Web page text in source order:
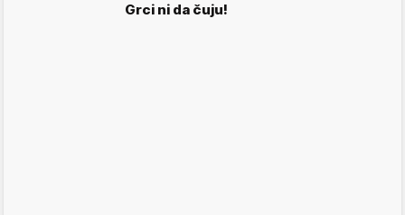
Grci ni da čuju!